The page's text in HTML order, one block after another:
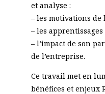
et analyse :
– les motivations
– les
– l’impact de son
de l’entreprise.
Ce travail met en
bénéfices et enjeux